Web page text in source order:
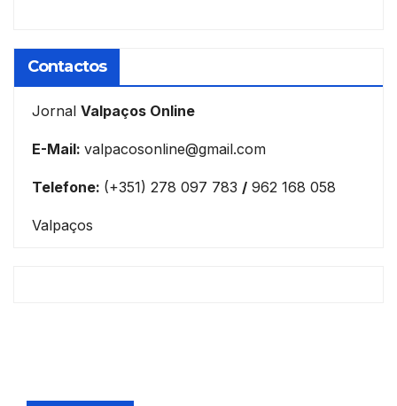
Contactos
Jornal Valpaços Online
E-Mail: valpacosonline@gmail.com
Telefone: (+351) 278 097 783 / 962 168 058
Valpaços